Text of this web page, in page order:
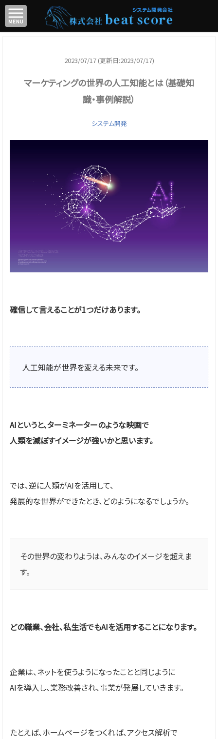
2023/07/17 (更新日:2023/07/17)
マーケティングの世界の人工知能とは（基礎知
識・事例解説）
システム開発
確信して言えることが1つだけあります。
人工知能が世界を変える未来です。
AIというと、ターミネーターのような映画で
人類を滅ぼすイメージが強いかと思います。
では、逆に人類がAIを活用して、
発展的な世界ができたとき、どのようになるでしょうか。
その世界の変わりようは、みんなのイメージを超えま
す。
どの職業、会社、私生活でもAIを活用することになります。
企業は、ネットを使うようになったことと同じように
AIを導入し、業務改善され、事業が発展していきます。
たとえば、ホームページをつくれば、アクセス解析で